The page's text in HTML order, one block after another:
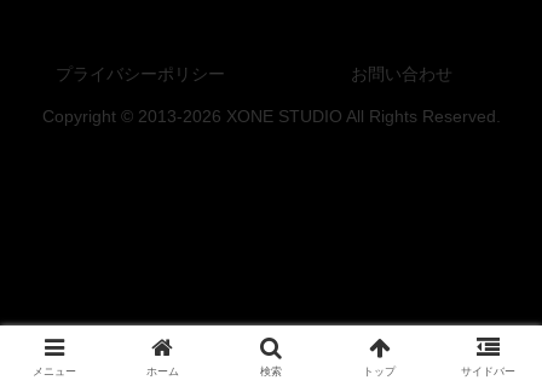
プライバシーポリシー お問い合わせ
Copyright © 2013-2026 XONE STUDIO All Rights Reserved.
メニュー ホーム 検索 トップ サイドバー